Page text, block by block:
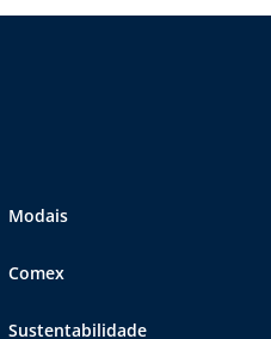
Modais
Comex
Sustentabilidade